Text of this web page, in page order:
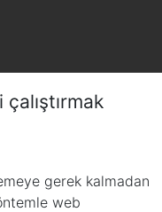
gerek kalmadan
web